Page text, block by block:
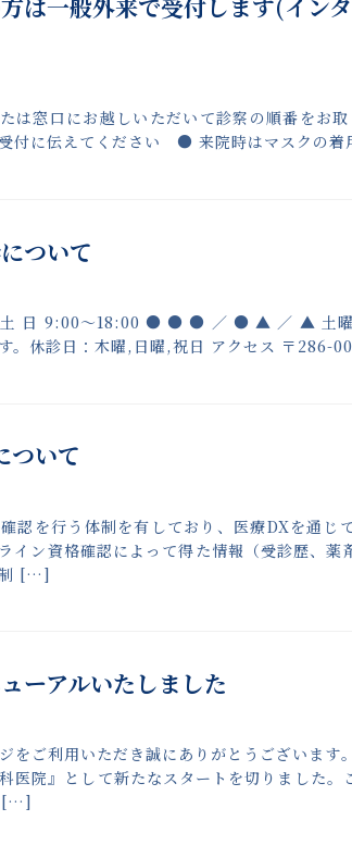
は一般外来で受付します(イン
は窓口にお越しいただいて診察の順番をお
付に伝えてください ● 来院時はマスクの着
ついて
土 日 9:00〜18:00 ● ● ● ／ ● ▲ ／ ▲ 土曜
。休診日：木曜,日曜,祝日 アクセス 〒
ついて
認を行う体制を有しており、医療DXを通じ
イン資格確認によって得た情報（受診歴、
制 […]
ーアルいたしました
をご利用いただき誠にありがとうございます
医院』として新たなスタートを切りました。
[…]